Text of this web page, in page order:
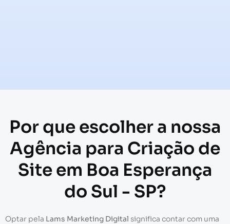
Por que escolher a nossa
Agência para Criação de
Site em Boa Esperança
do Sul - SP?
Optar pela Lams Marketing Digital significa contar com uma